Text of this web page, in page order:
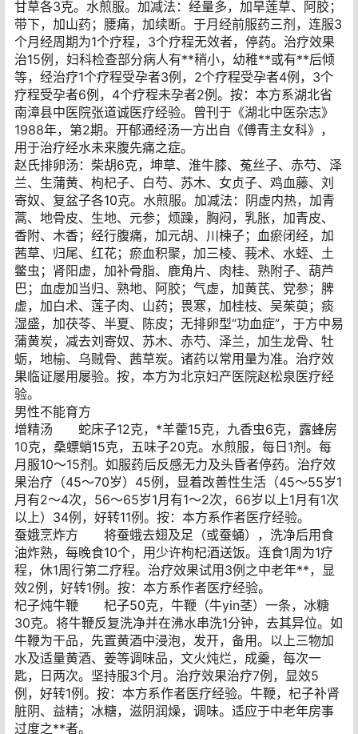
甘草各3克。水煎服。加减法：经量多，加旱莲草、阿胶；
带下，加山药；腰痛，加续断。于月经前服药三剂，连服3
个月经周期为1个疗程，3个疗程无效者，停药。治疗效果
治15例，妇科检查部分病人有**稍小，幼稚**或有**后倾
等，经治疗1个疗程受孕者3例，2个疗程受孕者4例，3个
疗程受孕者6例，4个疗程未孕者2例。按：本方系湖北省
南漳县中医院张道诚医疗经验。曾刊于《湖北中医杂志》
1988年，第2期。开郁通经汤一方出自《傅青主女科》，
用于治疗经水未来腹先痛之症。
赵氏排卵汤：柴胡6克，坤草、淮牛膝、菟丝子、赤芍、泽
兰、生蒲黄、枸杞子、白芍、苏木、女贞子、鸡血藤、刘
寄奴、复盆子各10克。水煎服。加减法：阴虚内热，加青
蒿、地骨皮、生地、元参；烦躁，胸闷，乳胀，加青皮、
香附、木香；经行腹痛，加元胡、川楝子；血瘀闭经，加
茜草、归尾、红花；瘀血积聚，加三棱、莪术、水蛭、土
鳖虫；肾阳虚，加补骨脂、鹿角片、肉桂、熟附子、葫芦
巴；血虚加当归、熟地、阿胶；气虚，加黄芪、党参；脾
虚，加白术、莲子肉、山药；畏寒，加桂枝、吴茱萸；痰
湿盛，加茯苓、半夏、陈皮；无排卵型“功血症”，于方中易
蒲黄炭，减去刘寄奴、苏木、赤芍、泽兰，加生龙骨、牡
蛎，地榆、乌贼骨、茜草炭。诸药以常用量为准。治疗效
果临证屡用屡验。按，本方为北京妇产医院赵松泉医疗经
验。
男性不能育方
增精汤 蛇床子12克，*羊藿15克，九香虫6克，露蜂房
10克，桑螵蛸15克，五味子20克。水煎服，每日1剂。每
月服10～15剂。如服药后反感无力及头昏者停药。治疗效
果治疗（45～70岁）45例，显着改善性生活（45～55岁1
月有2～4次，56～65岁1月有1～2次，66岁以上1月有1次
以上）34例，好转11例。按：本方系作者医疗经验。
蚕娥烹炸方 将蚕蛾去翅及足（或蚕蛹），洗净后用食
油炸熟，每晚食10个，用少许枸杞酒送饭。连食1周为1疗
程，休1周行第二疗程。治疗效果试用3例之中老年**，显
效2例，好转1例。按：本方系作者医疗经验。
杞子炖牛鞭 杞子50克，牛鞭（牛yin茎）一条，冰糖
30克。将牛鞭反复洗净并在沸水串洗1分钟，去其异位。如
牛鞭为干品，先置黄酒中浸泡，发开，备用。以上三物加
水及适量黄酒、姜等调味品，文火炖烂，成羹，每次一
匙，日两次。坚持服3个月。治疗效果治疗7例，显效5
例，好转1例。按：本方系作者医疗经验。牛鞭，杞子补肾
脏阴、益精；冰糖，滋阴润燥，调味。适应于中老年房事
过度之**者。